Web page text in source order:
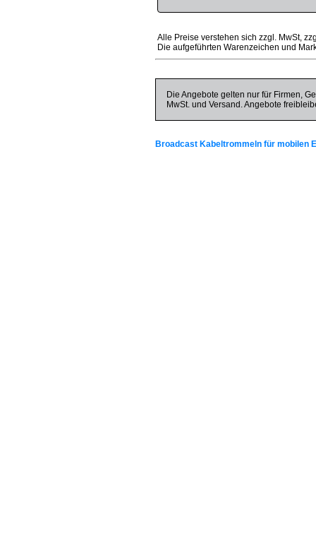
Alle Preise verstehen sich zzgl. MwSt,
Die aufgeführten Warenzeichen und
Die Angebote gelten nur für Firmen,
MwSt. und Versand. Angebote
Broadcast Kabeltrommeln für mobilen